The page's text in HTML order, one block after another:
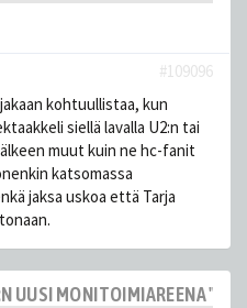
#109096
kohtuullistaa, kun
siellä lavalla U2:n tai
muut kuin ne hc-fanit
katsomassa
jaksa uskoa että Tarja
UUSI MONITOIMIAREENA